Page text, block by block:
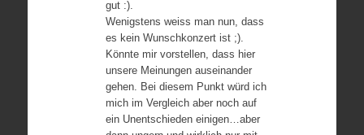
gut :).
Wenigstens weiss man nun, dass
es kein Wunschkonzert ist ;).
Könnte mir vorstellen, dass hier
unsere Meinungen auseinander
gehen. Bei diesem Punkt würd ich
mich im Vergleich aber noch auf
ein Unentschieden einigen…aber